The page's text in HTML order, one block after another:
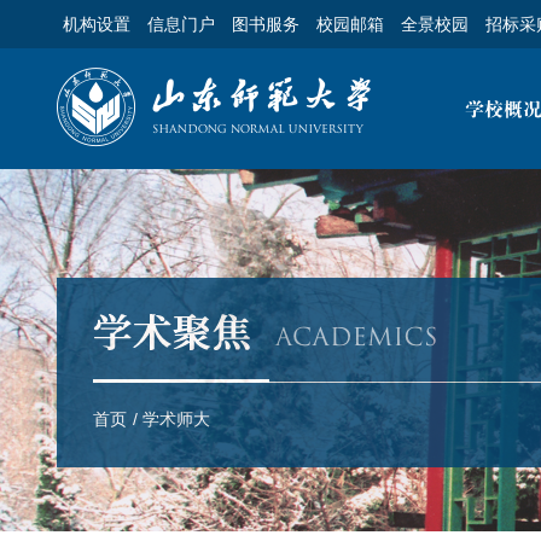
机构设置 信息门户 图书服务 校园邮箱 全景校园 招标采
首页 / 学术师大